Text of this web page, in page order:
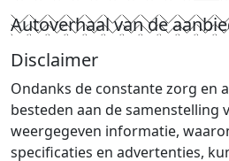
Autoverhaal van de
Disclaimer
Ondanks de constante zorg en
besteden aan de samenstelling
weergegeven informatie,
specificaties en advertenties,